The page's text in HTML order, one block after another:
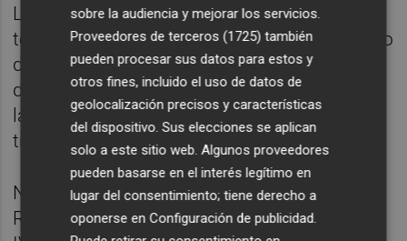
Las amenazas de Ramírez de judicializar
todo el asunto forman ya parte del contenido
del baúl de los recuerdos, junto a las de
dimisión, las de liquidación de la sociedad y
las acusaciones a la Agencia Tributaria de
trato desigual.
No obstante, no subestimemos el poder de
Ramírez en el Hércules porque la crisis del
sobre la audiencia y mejorar los servicios.
Proveedores de terceros (1725) también
pueden procesar sus datos para estos y
otros fines, incluido el uso de datos de
geolocalización precisos y características
del dispositivo. Sus elecciones se aplican
solo a este sitio web. Algunos proveedores
pueden basarse en el interés legítimo en
lugar del consentimiento; tiene derecho a
oponerse enConfiguración de publicidad.